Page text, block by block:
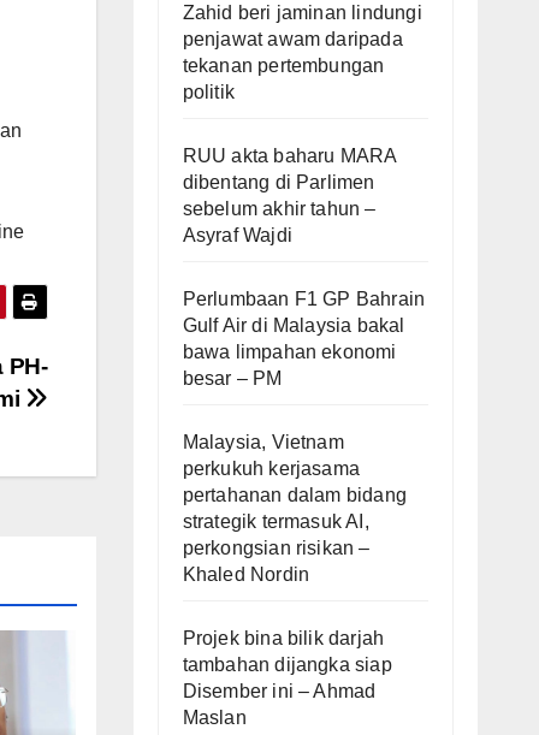
PH-
Zahid beri jaminan lindungi
penjawat awam daripada
tekanan pertembungan
politik
RUU akta baharu MARA
dibentang di Parlimen
sebelum akhir tahun –
Asyraf Wajdi
Perlumbaan F1 GP Bahrain
Gulf Air di Malaysia bakal
bawa limpahan ekonomi
besar – PM
Malaysia, Vietnam
perkukuh kerjasama
pertahanan dalam bidang
strategik termasuk AI,
perkongsian risikan –
Khaled Nordin
Projek bina bilik darjah
tambahan dijangka siap
Disember ini – Ahmad
Maslan